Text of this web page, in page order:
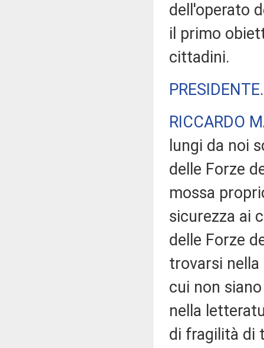
dell'operato
il primo
cittadini.
PRESIDENTE
RICCARDO
lungi da noi
delle Forze
mossa
sicurezza ai
delle Forze
trovarsi
cui non
nella
di fragilità di